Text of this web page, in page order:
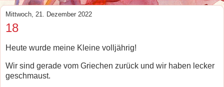
Mittwoch, 21. Dezember 2022
18
Heute wurde meine Kleine volljährig!
Wir sind gerade vom Griechen zurück und wir haben lecker
geschmaust.